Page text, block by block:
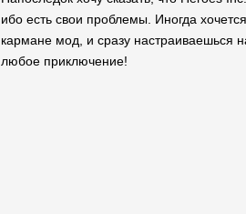
ибо есть свои проблемы. Иногда
кармане мод, и сразу настраиваешься
любое приключение!